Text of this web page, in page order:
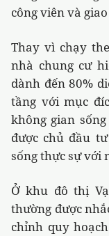
công viên và
Thay vì chạy
nhà chung cư
dành đến 80%
tầng với mục
không gian
được chủ đầu
sống thực sự với
Ở khu đô thị
thường được
chỉnh quy